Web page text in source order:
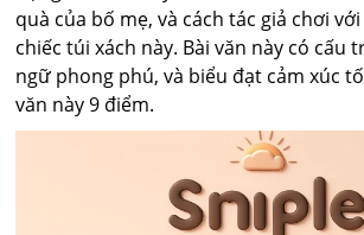
quà của bố mẹ, và cách tác giả chơi
chiếc túi xách này. Bài văn này có cấu
ngữ phong phú, và biểu đạt cảm xúc
văn này 9 điểm.